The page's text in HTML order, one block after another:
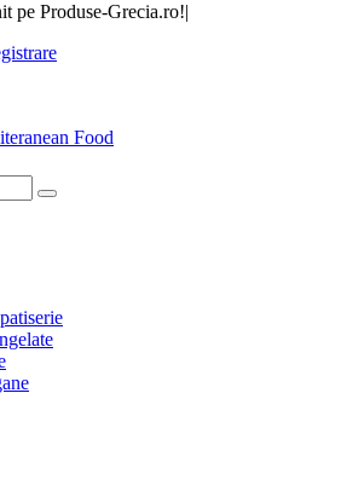
pe Produse-Grecia.ro!|